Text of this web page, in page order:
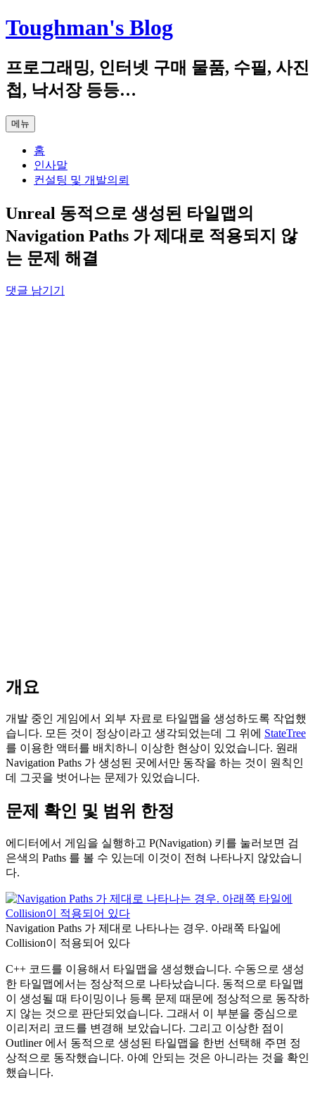
컨
텐
로
건
너
기
Toughman's Blog
프로그래밍, 인터넷 구매 물품, 수필, 사진
첩, 낙서장 등등…
메뉴
홈
인사말
컨설팅 및 개발의뢰
Unreal 동적으로 생성된 타일맵의
Navigation Paths 가 제대로 적용되지 않
는 문제 해결
댓글 남기기
개요
개발 중인 게임에서 외부 자료로 타일맵을 생성하도록 작업했
습니다. 모든 것이 정상이라고 생각되었는데 그 위에 StateTree
를 이용한 액터를 배치하니 이상한 현상이 있었습니다. 원래
Navigation Paths 가 생성된 곳에서만 동작을 하는 것이 원칙인
데 그곳을 벗어나는 문제가 있었습니다.
문제 확인 및 범위 한정
에디터에서 게임을 실행하고 P(Navigation) 키를 눌러보면 검
은색의 Paths 를 볼 수 있는데 이것이 전혀 나타나지 않았습니
다.
Navigation Paths 가 제대로 나타나는 경우. 아래쪽 타일에
Collision이 적용되어 있다
C++ 코드를 이용해서 타일맵을 생성했습니다. 수동으로 생성
한 타일맵에서는 정상적으로 나타났습니다. 동적으로 타일맵
이 생성될 때 타이밍이나 등록 문제 때문에 정상적으로 동작하
지 않는 것으로 판단되었습니다. 그래서 이 부분을 중심으로
이리저리 코드를 변경해 보았습니다. 그리고 이상한 점이
Outliner 에서 동적으로 생성된 타일맵을 한번 선택해 주면 정
상적으로 동작했습니다. 아예 안되는 것은 아니라는 것을 확인
했습니다.